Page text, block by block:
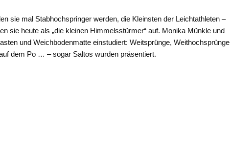
sie mal Stabhochspringer werden, die Kleinsten der Leichtathleten –
sie heute als „die kleinen Himmelsstürmer“ auf. Monika Münkle und
und Weichbodenmatte einstudiert: Weitsprünge, Weithochsprünge
dem Po … – sogar Saltos wurden präsentiert.